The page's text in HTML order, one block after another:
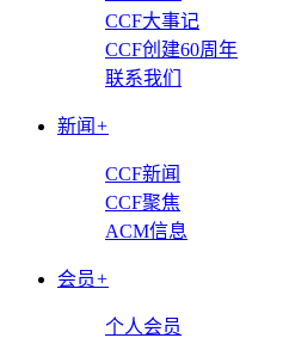
CCF大事记
CCF创建60周年
联系我们
新闻 +
CCF新闻
CCF聚焦
ACM信息
会员+
个人会员